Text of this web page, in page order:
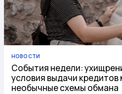
НОВОСТИ
События недели:
условия выдачи
необычные схемы обмана